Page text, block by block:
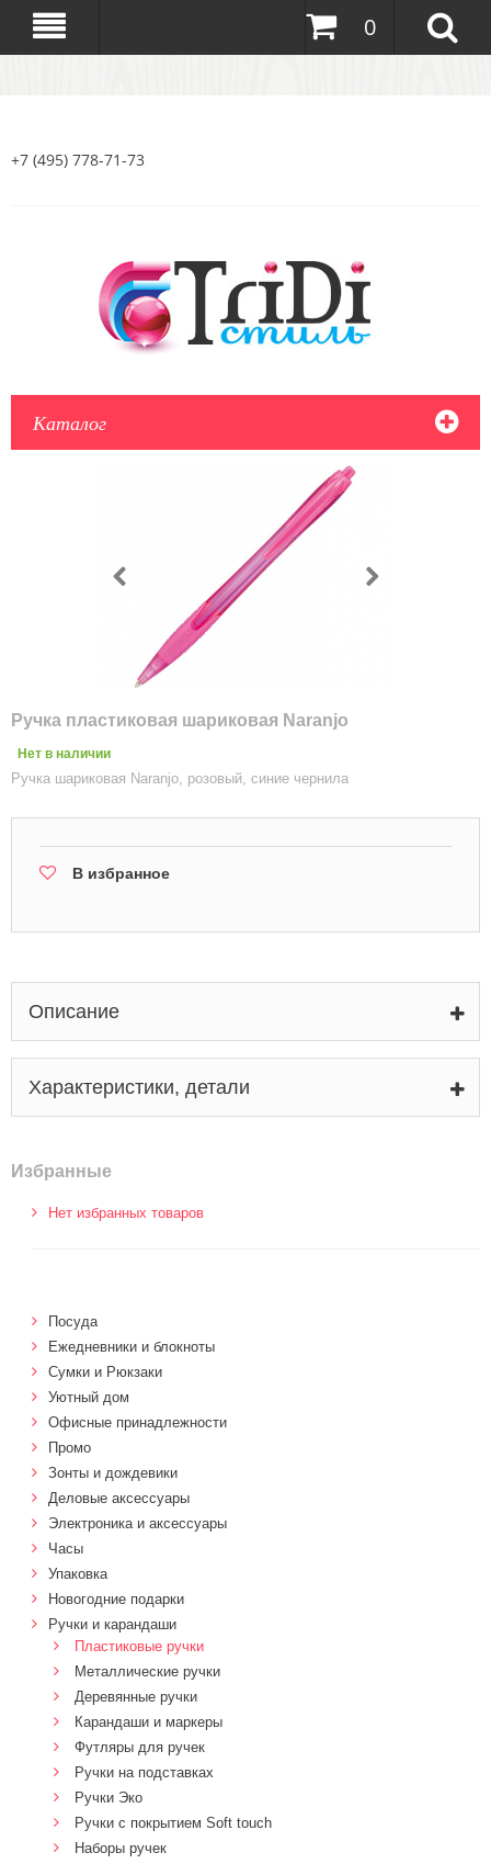
0
+7 (495) 778-71-73
Каталог
Ручка пластиковая шариковая Naranjo
Нет в наличии
Ручка шариковая Naranjo, розовый, синие чернила
В избранное
Описание
Характеристики, детали
Избранные
Нет избранных товаров
Посуда
Ежедневники и блокноты
Сумки и Рюкзаки
Уютный дом
Офисные принадлежности
Промо
Зонты и дождевики
Деловые аксессуары
Электроника и аксессуары
Часы
Упаковка
Новогодние подарки
Ручки и карандаши
Пластиковые ручки
Металлические ручки
Деревянные ручки
Карандаши и маркеры
Футляры для ручек
Ручки на подставках
Ручки Эко
Ручки с покрытием Soft touch
Наборы ручек